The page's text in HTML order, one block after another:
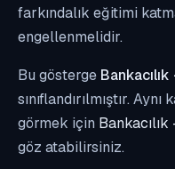
farkındalık eğitimi
engellenmelidir.
Bu gösterge
sınıflandırılmıştır.
görmek için
göz atabilirsiniz.